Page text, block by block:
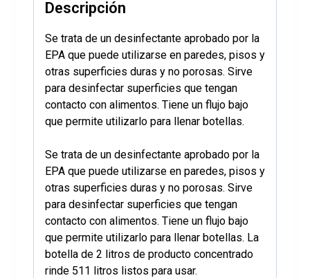
Descripción
Se trata de un desinfectante aprobado por la
EPA que puede utilizarse en paredes, pisos y
otras superficies duras y no porosas. Sirve
para desinfectar superficies que tengan
contacto con alimentos. Tiene un flujo bajo
que permite utilizarlo para llenar botellas.
Se trata de un desinfectante aprobado por la
EPA que puede utilizarse en paredes, pisos y
otras superficies duras y no porosas. Sirve
para desinfectar superficies que tengan
contacto con alimentos. Tiene un flujo bajo
que permite utilizarlo para llenar botellas. La
botella de 2 litros de producto concentrado
rinde 511 litros listos para usar.